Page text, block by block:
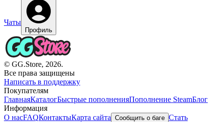
Чаты
Профиль
© GG.Store, 2026.
Все права защищены
Написать в поддержку
Покупателям
ГлавнаяКаталогБыстрые пополненияПополнение SteamБлог
Информация
О насFAQКонтактыКарта сайта Сообщить о баге Стать